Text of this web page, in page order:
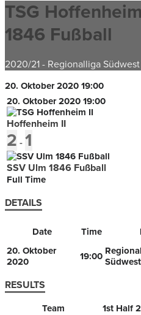
TSG
1846 Fußball
2020/21 - Regionalliga Südwest
20. Oktober 2020 19:00
20. Oktober 2020 19:00
Hoffenheim II
2 - 1
SSV Ulm 1846 Fußball
Full Time
DETAILS
Date Time
20. Oktober
2020
19:00 Südwest
RESULTS
Team 1st Half